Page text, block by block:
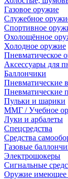
Газовое оружие
Служебное
Спортивное
Охолощённое
Холодное оружие
Пневматическое
Аксессуары для
Баллончики
Пневматические
Пневматические
Пульки и шарики
ММГ / Учебное
Луки и арбалеты
Спецсредства
Средства
Газовые
Электрошокеры
Сигнальные
Оружие имеющее